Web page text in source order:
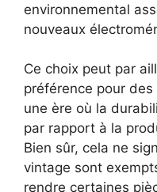
environnemental
nouveaux
Ce choix peut par
préférence pour des
une ère où la
par rapport à la
Bien sûr, cela ne
vintage sont
rendre certaines